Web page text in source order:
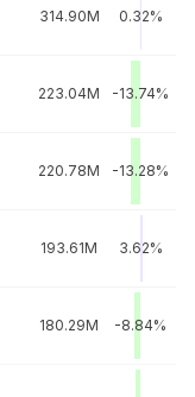
314.90M 0.32%
223.04M -13.74%
220.78M -13.28%
193.61M 3.62%
180.29M -8.84%